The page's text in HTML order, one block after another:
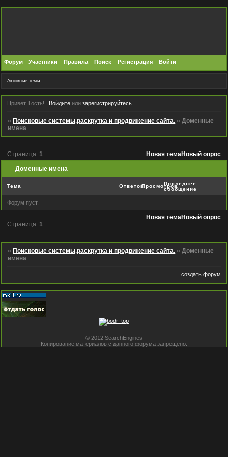
Форум Участники Правила Поиск Регистрация Войти
Активные темы
Привет, Гость! Войдитеили зарегистрируйтесь.
»Поисковые системы,раскрутка и продвижение сайта. »Доменные
имена
Доменные имена
Страница:1 Новая темаНовый опрос
Тема ОтветовПросмотровПоследнее
сообщение
Форум пуст.
Новая темаНовый опрос
Страница: 1
» Поисковые системы,раскрутка и продвижение сайта. »Доменные
имена
создать форум
© 2012 SearchEngines
Копирование материалов с данного форума запрещено.